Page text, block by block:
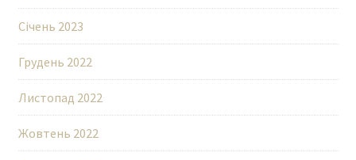
Січень 2023
Грудень 2022
Листопад 2022
Жовтень 2022